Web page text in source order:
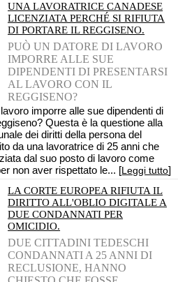
UNA LAVORATRICE CANADESE
LICENZIATA PERCHÉ SI RIFIUTA
DI PORTARE IL REGGISENO.
PUÒ UN DATORE DI LAVORO
IMPORRE ALLE SUE
DIPENDENTI DI PRESENTARSI
AL LAVORO CON IL
REGGISENO?
imporre alle sue dipendenti di
Questa è la questione alla
dei diritti della persona del
da una lavoratrice di 25 anni che
dal suo posto di lavoro come
non aver rispettato le... [Leggi tutto]
LA CORTE EUROPEA RIFIUTA IL
DIRITTO ALL'OBLIO DIGITALE A
DUE CONDANNATI PER
OMICIDIO.
DUE CITTADINI TEDESCHI
CONDANNATI A 25 ANNI DI
RECLUSIONE, HANNO